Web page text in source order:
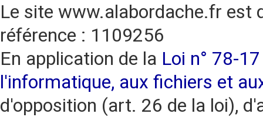
Le site www.alabordache.fr est
référence : 1109256
En application de la Loi n° 78-
l'informatique, aux fichiers et
d'opposition (art. 26 de la loi),